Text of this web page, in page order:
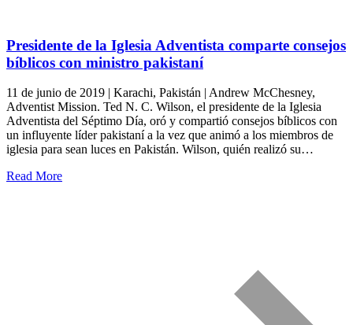
Presidente de la Iglesia Adventista comparte consejos
bíblicos con ministro pakistaní
11 de junio de 2019 | Karachi, Pakistán | Andrew McChesney,
Adventist Mission. Ted N. C. Wilson, el presidente de la Iglesia
Adventista del Séptimo Día, oró y compartió consejos bíblicos con
un influyente líder pakistaní a la vez que animó a los miembros de
iglesia para sean luces en Pakistán. Wilson, quién realizó su…
Read More